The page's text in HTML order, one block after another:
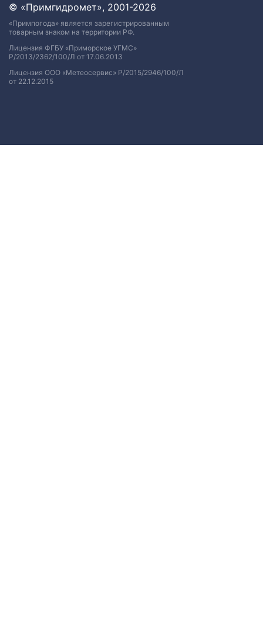
© «Примгидромет», 2001-2026
«Примпогода» является зарегистрированным
товарным знаком на территории РФ.
Лицензия ФГБУ «Приморское УГМС»
Р/2013/2362/100/Л от 17.06.2013
Лицензия ООО «Метеосервис» Р/2015/2946/100/Л
от 22.12.2015